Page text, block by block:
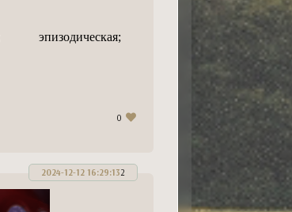
эпизодическая;
0
2
2024-12-12 16:29:13